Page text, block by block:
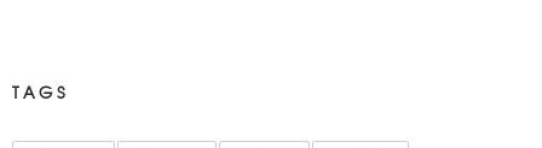
TAGS